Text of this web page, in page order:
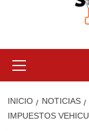
principal
INICIO NOTICIAS
IMPUESTOS